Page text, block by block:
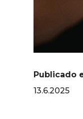
Publicado
13.6.2025